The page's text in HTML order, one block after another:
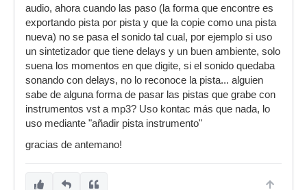
audio, ahora cuando las paso (la forma que encontre es
exportando pista por pista y que la copie como una pista
nueva) no se pasa el sonido tal cual, por ejemplo si uso
un sintetizador que tiene delays y un buen ambiente, solo
suena los momentos en que digite, si el sonido quedaba
sonando con delays, no lo reconoce la pista... alguien
sabe de alguna forma de pasar las pistas que grabe con
instrumentos vst a mp3? Uso kontac más que nada, lo
uso mediante "añadir pista instrumento"
gracias de antemano!